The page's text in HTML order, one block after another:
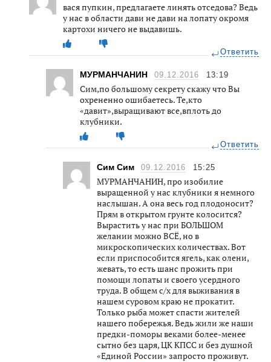
вася пупкин, предлагаете линять отседова? Ведь
у нас в области дави не дави на лопату окромя
картохи ничего не выдавишь.
Ответить
МУРМАНЧАНИН 09.12.2016 13:19
Сим,по большому секрету скажу что Вы
охрененно ошибаетесь. Те,кто
«давит»,выращивают все,вплоть до
клубники.
Ответить
Сим Сим 09.12.2016 15:25
МУРМАНЧАНИН, про изобилие
выращенной у нас клубники я немного
наслышан. А она весь год плодоносит?
Прям в открытом грунте колосится?
Вырастить у нас при БОЛЬШОМ
желании можно ВСЁ, но в
микроскопических количествах. Вот
если приспособится ягель, как олени,
жевать, то есть шанс прожить при
помощи лопаты и своего усердного
труда. В общем с/х для выживания в
нашем суровом краю не прокатит.
Только рыба может спасти жителей
нашего побережья. Ведь жили же наши
предки-поморы веками более-менее
сытно без царя, ЦК КПСС и без душной
«Единой России» запросто проживут.